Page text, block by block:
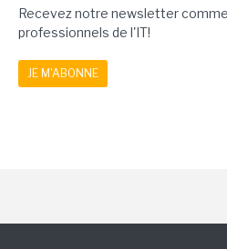
Recevez notre newsletter
professionnels de l'IT!
JE M'ABONNE